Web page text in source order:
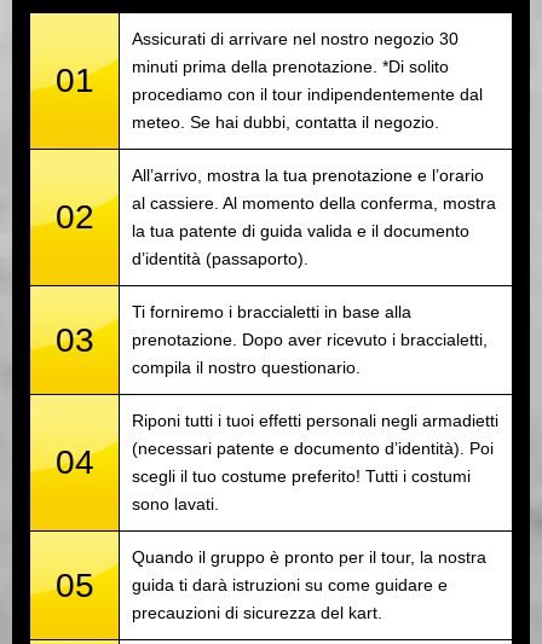
01
Assicurati di arrivare nel nostro negozio 30
minuti prima della prenotazione. *Di solito
procediamo con il tour indipendentemente dal
meteo. Se hai dubbi, contatta il negozio.
02
All’arrivo, mostra la tua prenotazione e l’orario
al cassiere. Al momento della conferma, mostra
la tua patente di guida valida e il documento
d’identità (passaporto).
03
Ti forniremo i braccialetti in base alla
prenotazione. Dopo aver ricevuto i braccialetti,
compila il nostro questionario.
04
Riponi tutti i tuoi effetti personali negli armadietti
(necessari patente e documento d’identità). Poi
scegli il tuo costume preferito! Tutti i costumi
sono lavati.
05
Quando il gruppo è pronto per il tour, la nostra
guida ti darà istruzioni su come guidare e
precauzioni di sicurezza del kart.